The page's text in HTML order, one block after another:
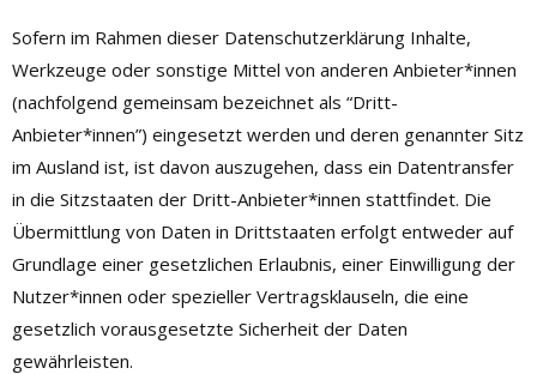
Sofern im Rahmen dieser Datenschutzerklärung Inhalte,
Werkzeuge oder sonstige Mittel von anderen Anbieter*innen
(nachfolgend gemeinsam bezeichnet als “Dritt-
Anbieter*innen”) eingesetzt werden und deren genannter Sitz
im Ausland ist, ist davon auszugehen, dass ein Datentransfer
in die Sitzstaaten der Dritt-Anbieter*innen stattfindet. Die
Übermittlung von Daten in Drittstaaten erfolgt entweder auf
Grundlage einer gesetzlichen Erlaubnis, einer Einwilligung der
Nutzer*innen oder spezieller Vertragsklauseln, die eine
gesetzlich vorausgesetzte Sicherheit der Daten
gewährleisten.